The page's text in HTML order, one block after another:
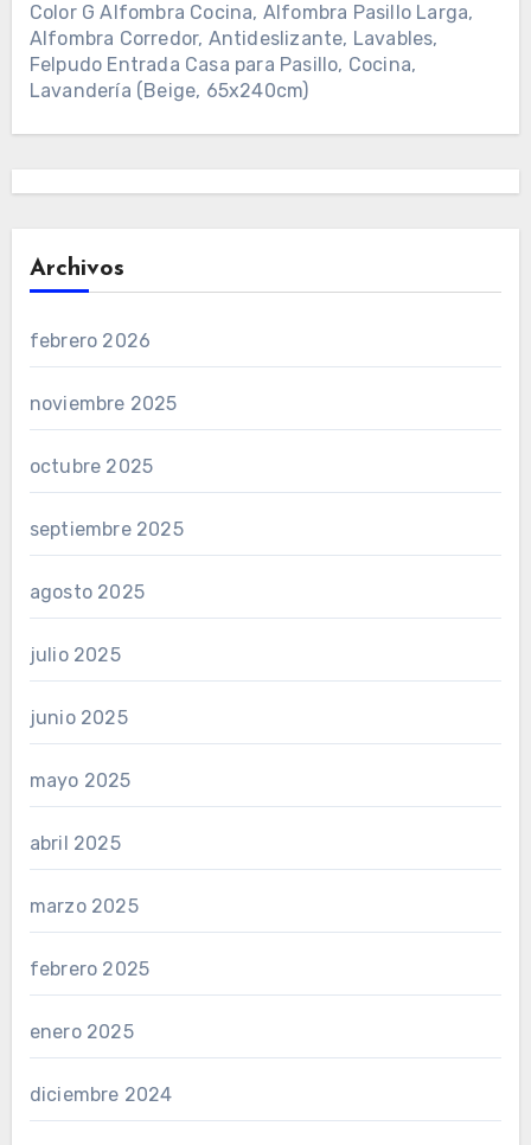
Color G Alfombra Cocina, Alfombra Pasillo Larga,
Alfombra Corredor, Antideslizante, Lavables,
Felpudo Entrada Casa para Pasillo, Cocina,
Lavandería (Beige, 65x240cm)
Archivos
febrero 2026
noviembre 2025
octubre 2025
septiembre 2025
agosto 2025
julio 2025
junio 2025
mayo 2025
abril 2025
marzo 2025
febrero 2025
enero 2025
diciembre 2024